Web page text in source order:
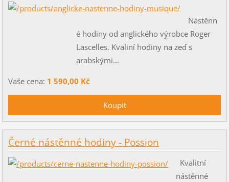
Nástěnn
é hodiny od anglického výrobce Roger
Lascelles. Kvaliní hodiny na zeď s
arabskými...
Vaše cena: 1 590,00 Kč
Černé nástěnné hodiny - Possion
Kvalitní
nástěnné